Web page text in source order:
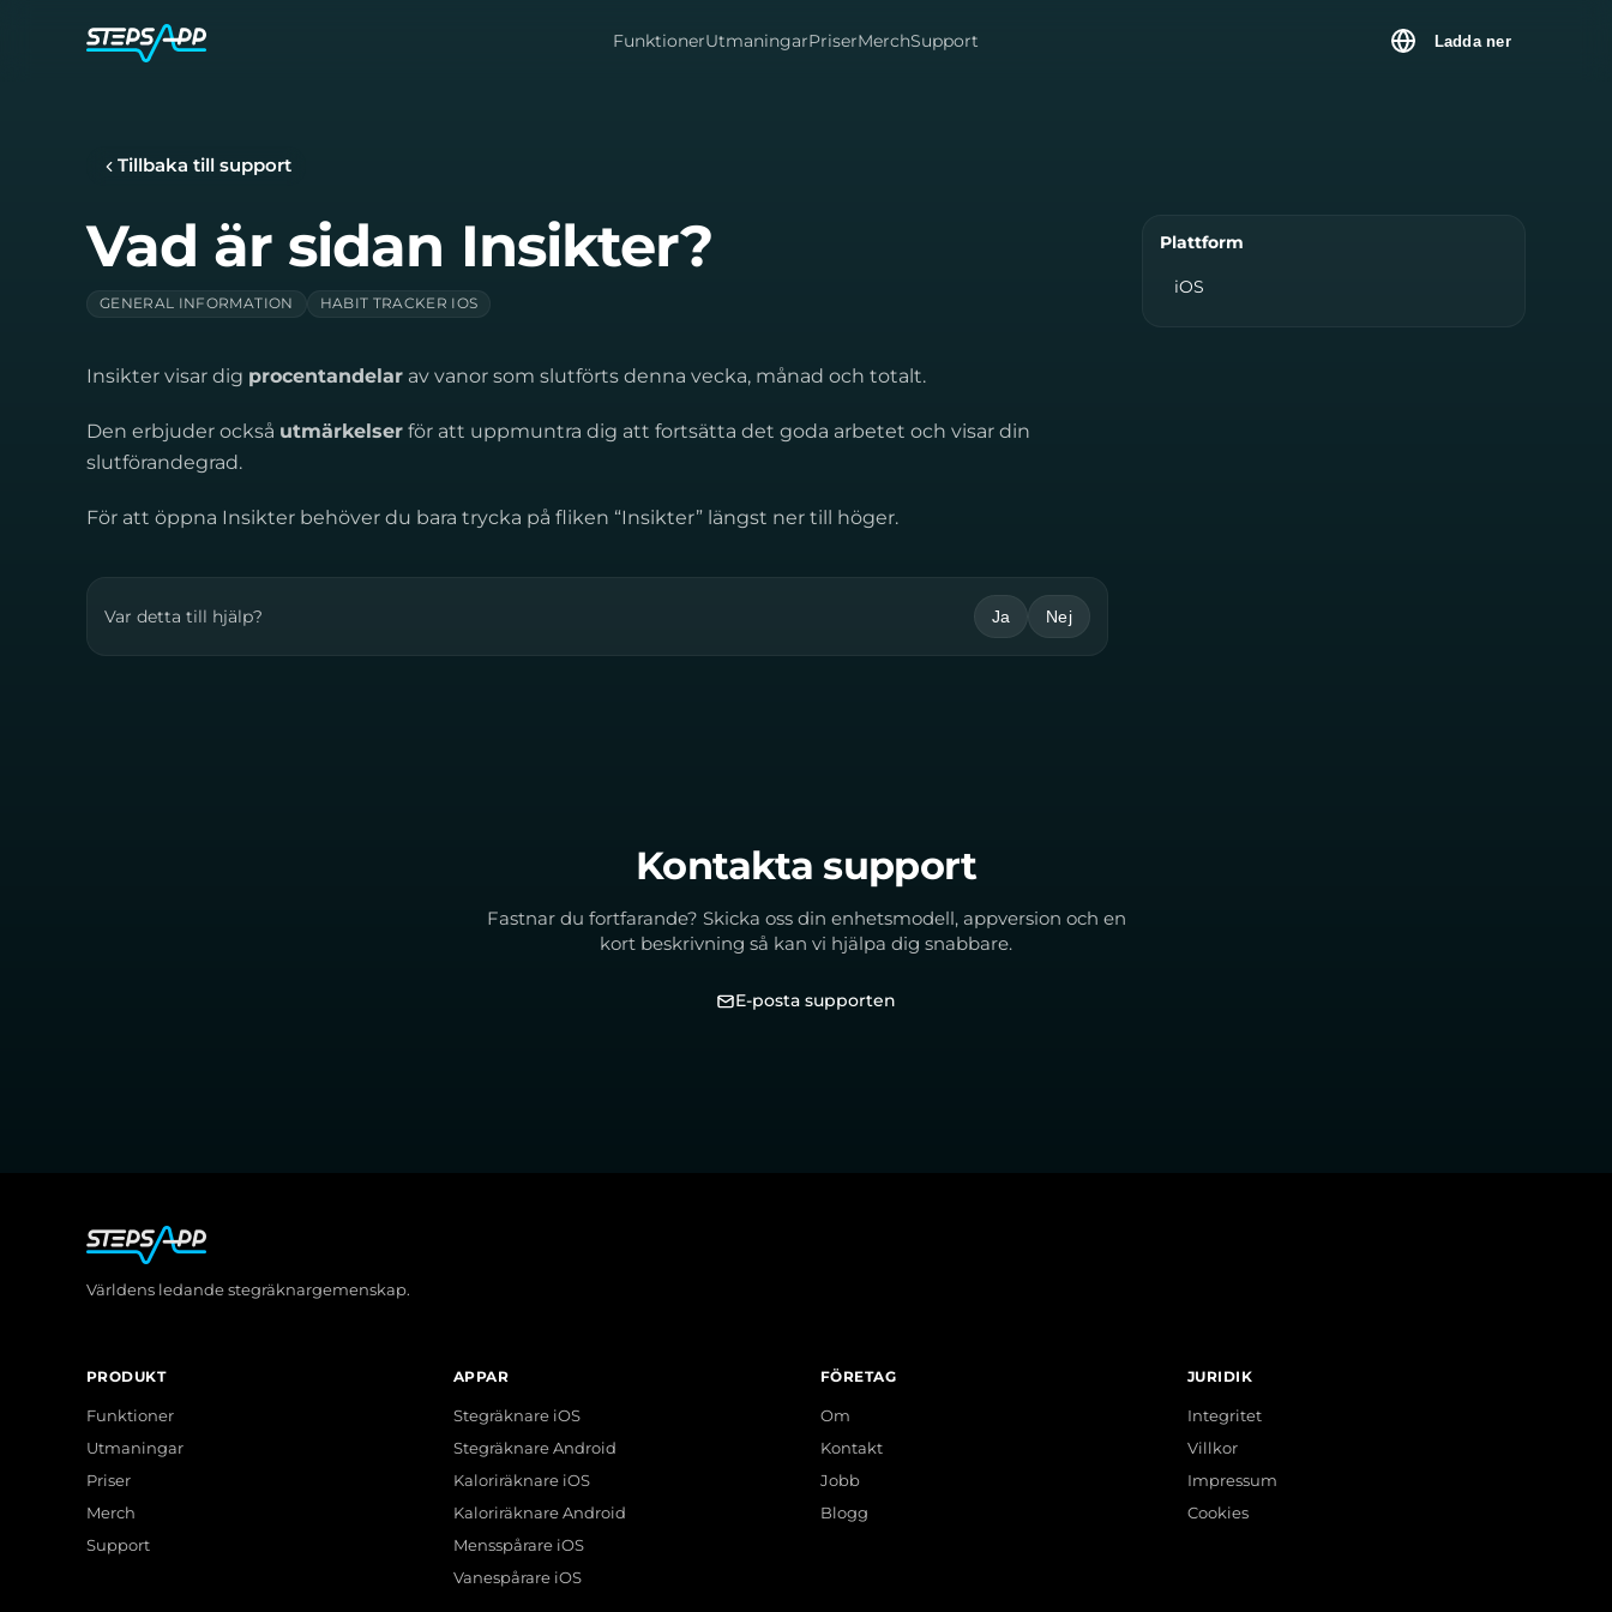
FunktionerUtmaningarPriserMerchSupport Ladda ner
Tillbaka till support
Vad är sidan Insikter?
GENERAL INFORMATION HABIT TRACKER IOS
Insikter visar dig procentandelar av vanor som slutförts denna vecka, månad och totalt.
Den erbjuder också utmärkelser för att uppmuntra dig att fortsätta det goda arbetet och visar din
slutförandegrad.
För att öppna Insikter behöver du bara trycka på fliken “Insikter” längst ner till höger.
Var detta till hjälp? Ja Nej
Plattform
iOS
Kontakta support
Fastnar du fortfarande? Skicka oss din enhetsmodell, appversion och en
kort beskrivning så kan vi hjälpa dig snabbare.
E-posta supporten
Världens ledande stegräknargemenskap.
PRODUKT
Funktioner
Utmaningar
Priser
Merch
Support
APPAR
Stegräknare iOS
Stegräknare Android
Kaloriräknare iOS
Kaloriräknare Android
Mensspårare iOS
Vanespårare iOS
FÖRETAG
Om
Kontakt
Jobb
Blogg
JURIDIK
Integritet
Villkor
Impressum
Cookies